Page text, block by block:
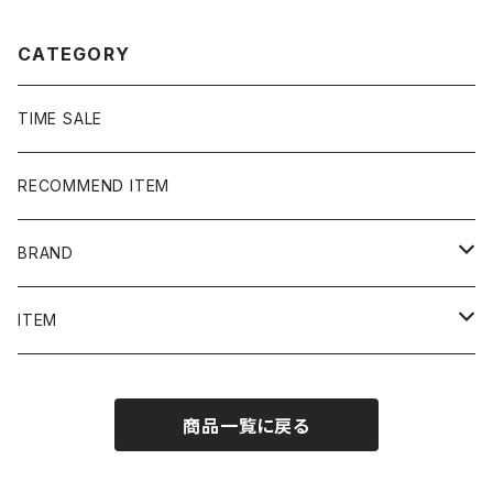
CATEGORY
TIME SALE
RECOMMEND ITEM
BRAND
NIKE
ITEM
商品一覧に戻る